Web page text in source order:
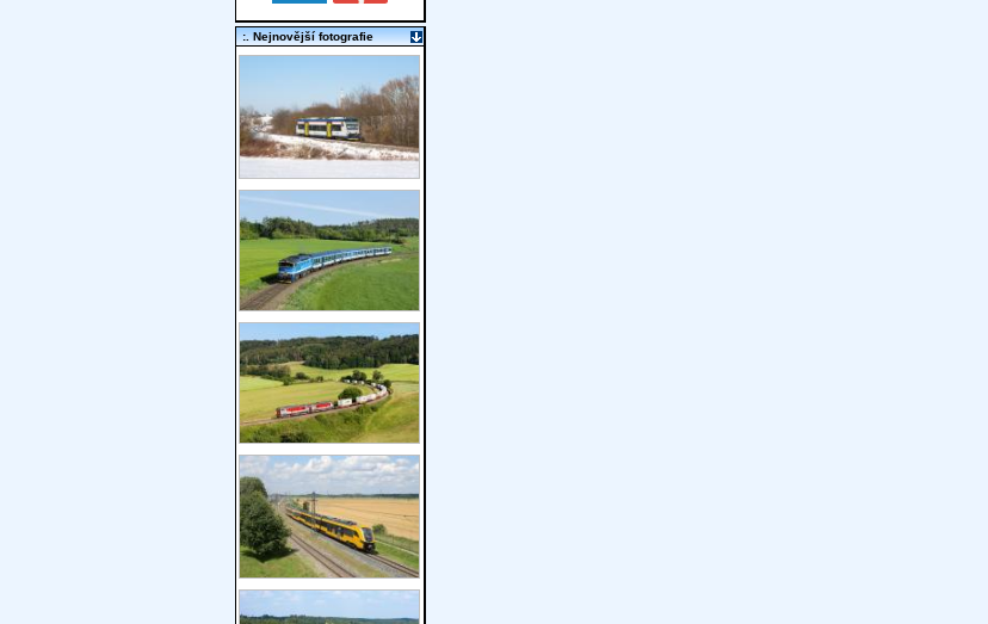
:. Nejnovější fotografie